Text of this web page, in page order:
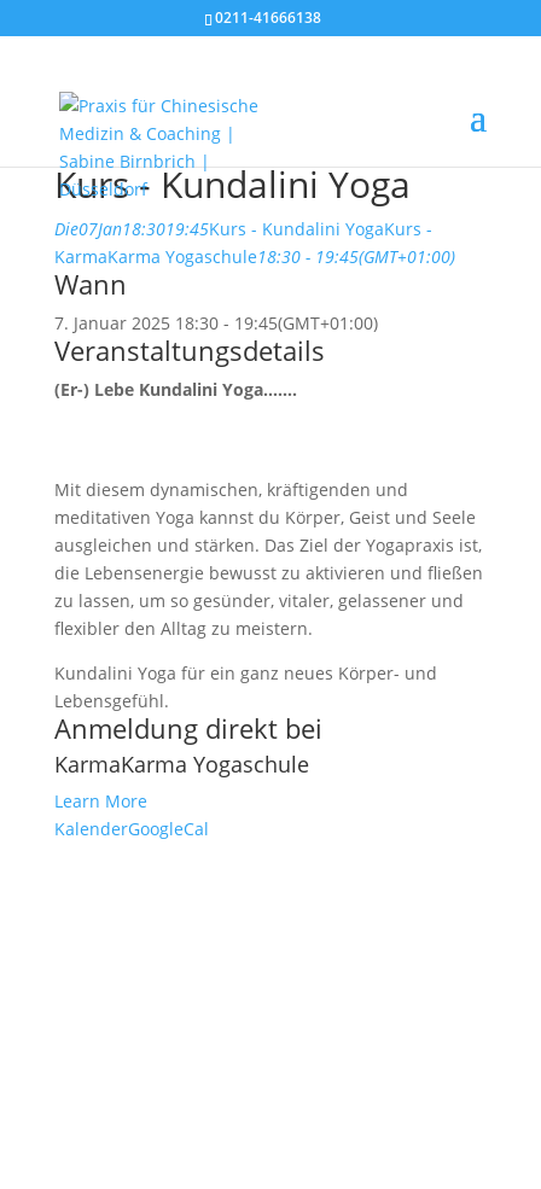
0211-41666138
Kurs - Kundalini Yoga
Die07Jan18:3019:45Kurs - Kundalini YogaKurs -
KarmaKarma Yogaschule18:30 - 19:45(GMT+01:00)
Wann
7. Januar 2025 18:30- 19:45(GMT+01:00)
Veranstaltungsdetails
(Er-) Lebe Kundalini Yoga…….
Mit diesem dynamischen, kräftigenden und
meditativen Yoga kannst du Körper, Geist und Seele
ausgleichen und stärken. Das Ziel der Yogapraxis ist,
die Lebensenergie bewusst zu aktivieren und fließen
zu lassen, um so gesünder, vitaler, gelassener und
flexibler den Alltag zu meistern.
Kundalini Yoga für ein ganz neues Körper- und
Lebensgefühl.
Anmeldung direkt bei
KarmaKarma Yogaschule
Learn More
KalenderGoogleCal